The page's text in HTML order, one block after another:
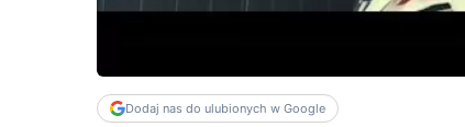
Dodaj nas do ulubionych w Google